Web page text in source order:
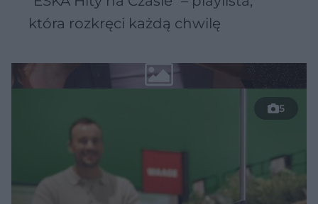
która rozkręci każdą chwilę
5